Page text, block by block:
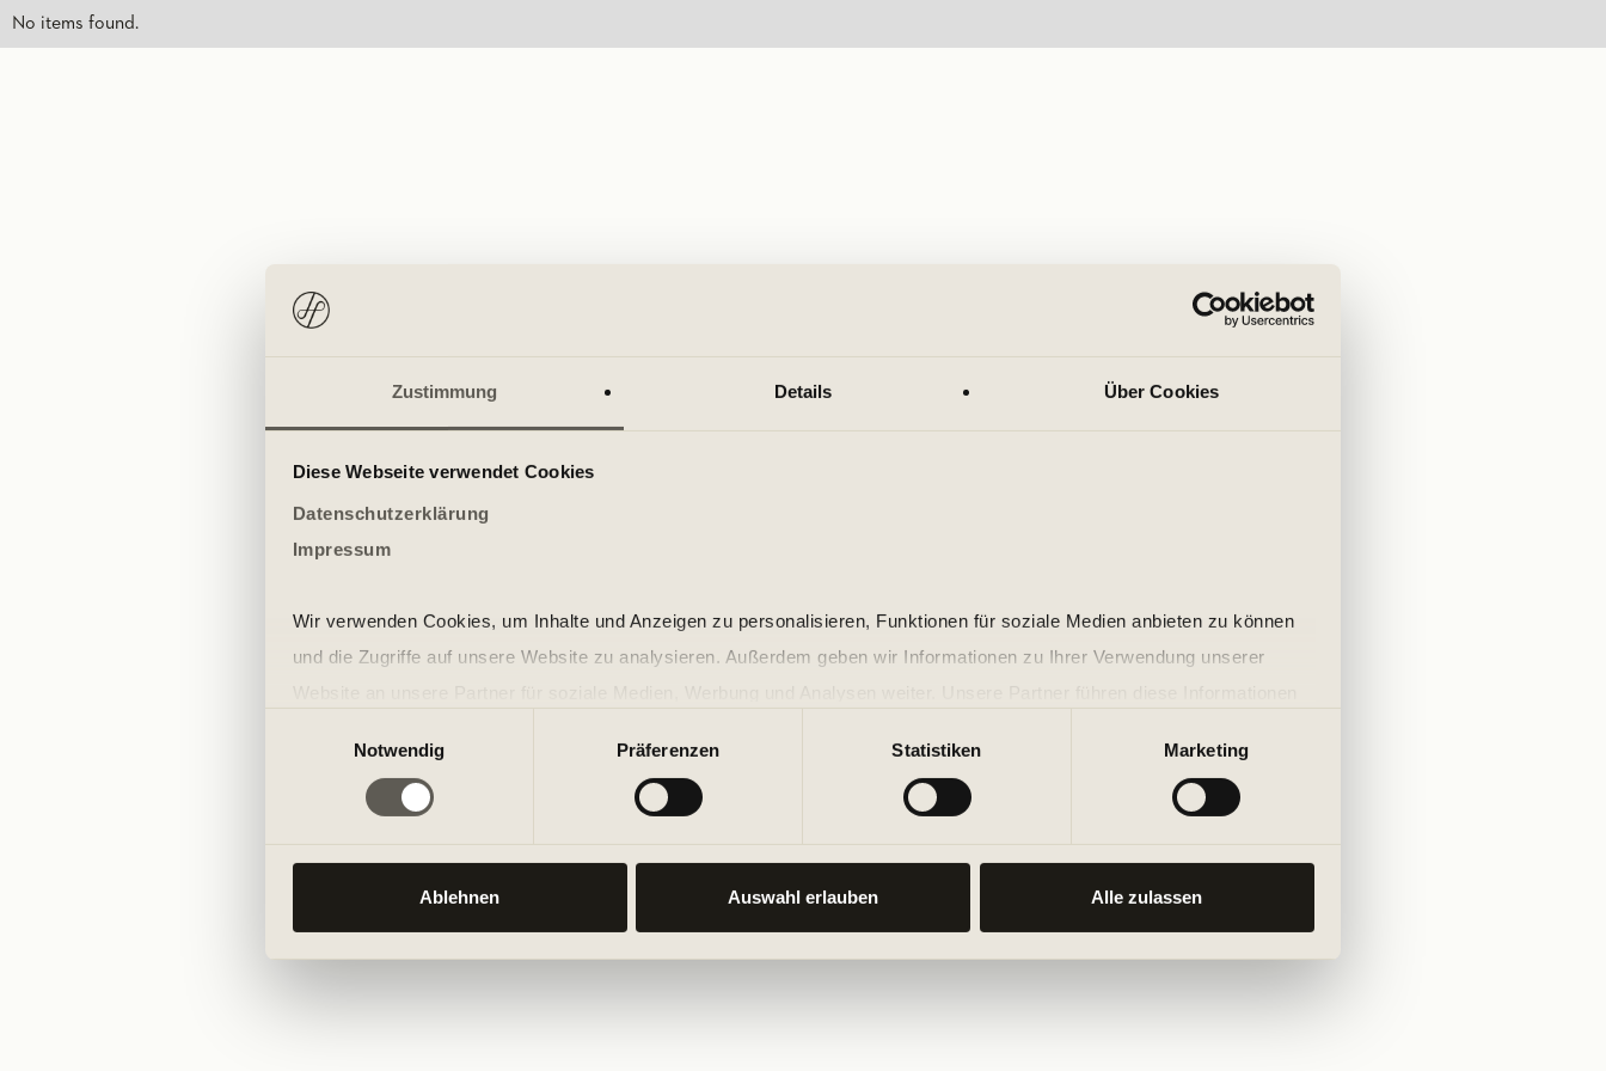
Zustimmung Details Über Cookies
Diese Webseite verwendet Cookies
Datenschutzerklärung
Impressum
Wir verwenden Cookies, um Inhalte und Anzeigen zu personalisieren, Funktionen für soziale Medien anbieten zu können
und die Zugriffe auf unsere Website zu analysieren. Außerdem geben wir Informationen zu Ihrer Verwendung unserer
der Dienste gesammelt haben.
Notwendig
Präferenzen Statistiken Marketing
Ablehnen Auswahl erlauben Alle zulassen
No items found.